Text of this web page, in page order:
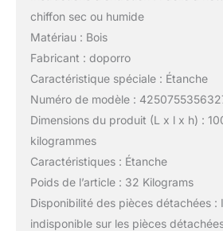
chiffon sec ou humide
Matériau : Bois
Fabricant : doporro
Caractéristique spéciale : Étanche
Numéro de modèle :
Dimensions du produit (L x l x h) :
kilogrammes
Caractéristiques : Étanche
Poids de l’article : 32 Kilograms
Disponibilité des pièces détachées :
indisponible sur les pièces